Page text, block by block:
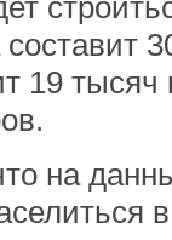
19
на